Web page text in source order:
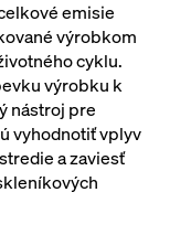
emisie
výrobkom
cyklu.
výrobku k
nástroj pre
vyhodnotiť vplyv
a zaviesť